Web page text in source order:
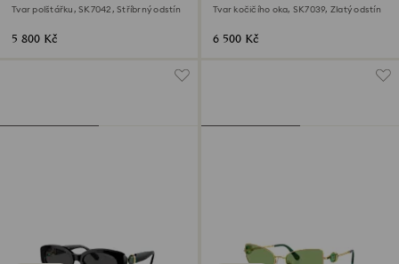
Tvar polštářku, SK7042, Stříbrný odstín
5 800 Kč
Tvar kočičího oka, SK7039, Zlatý odstín
6 500 Kč